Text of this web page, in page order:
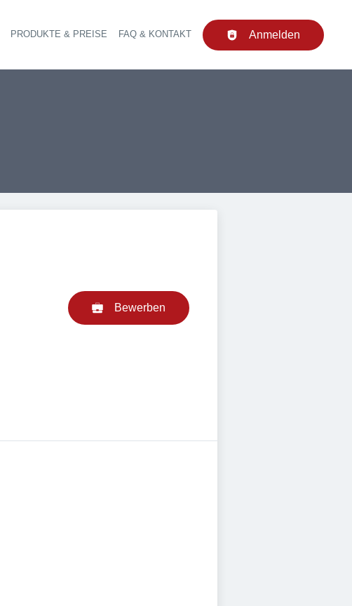
Haupt-Navigation
PRODUKTE & PREISE FAQ & KONTAKT Anmelden
Bewerben